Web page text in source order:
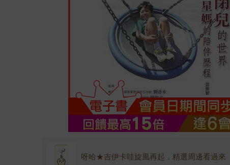
呀哈★吉伊卡哇旋風再起，精選周邊看過來